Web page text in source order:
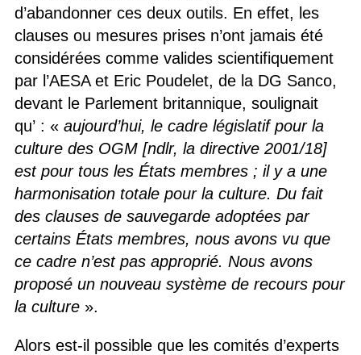
d’abandonner ces deux outils. En effet, les
clauses ou mesures prises n’ont jamais été
considérées comme valides scientifiquement
par l’AESA et Eric Poudelet, de la DG Sanco,
devant le Parlement britannique, soulignait
qu’ : « aujourd’hui, le cadre législatif pour la
culture des OGM [ndlr, la directive 2001/18]
est pour tous les États membres ; il y a une
harmonisation totale pour la culture. Du fait
des clauses de sauvegarde adoptées par
certains États membres, nous avons vu que
ce cadre n’est pas approprié. Nous avons
proposé un nouveau système de recours pour
la culture».
Alors est-il possible que les comités d’experts